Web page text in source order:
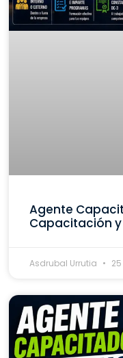
Agente
Capacitación y
Asdrubal Urrutia